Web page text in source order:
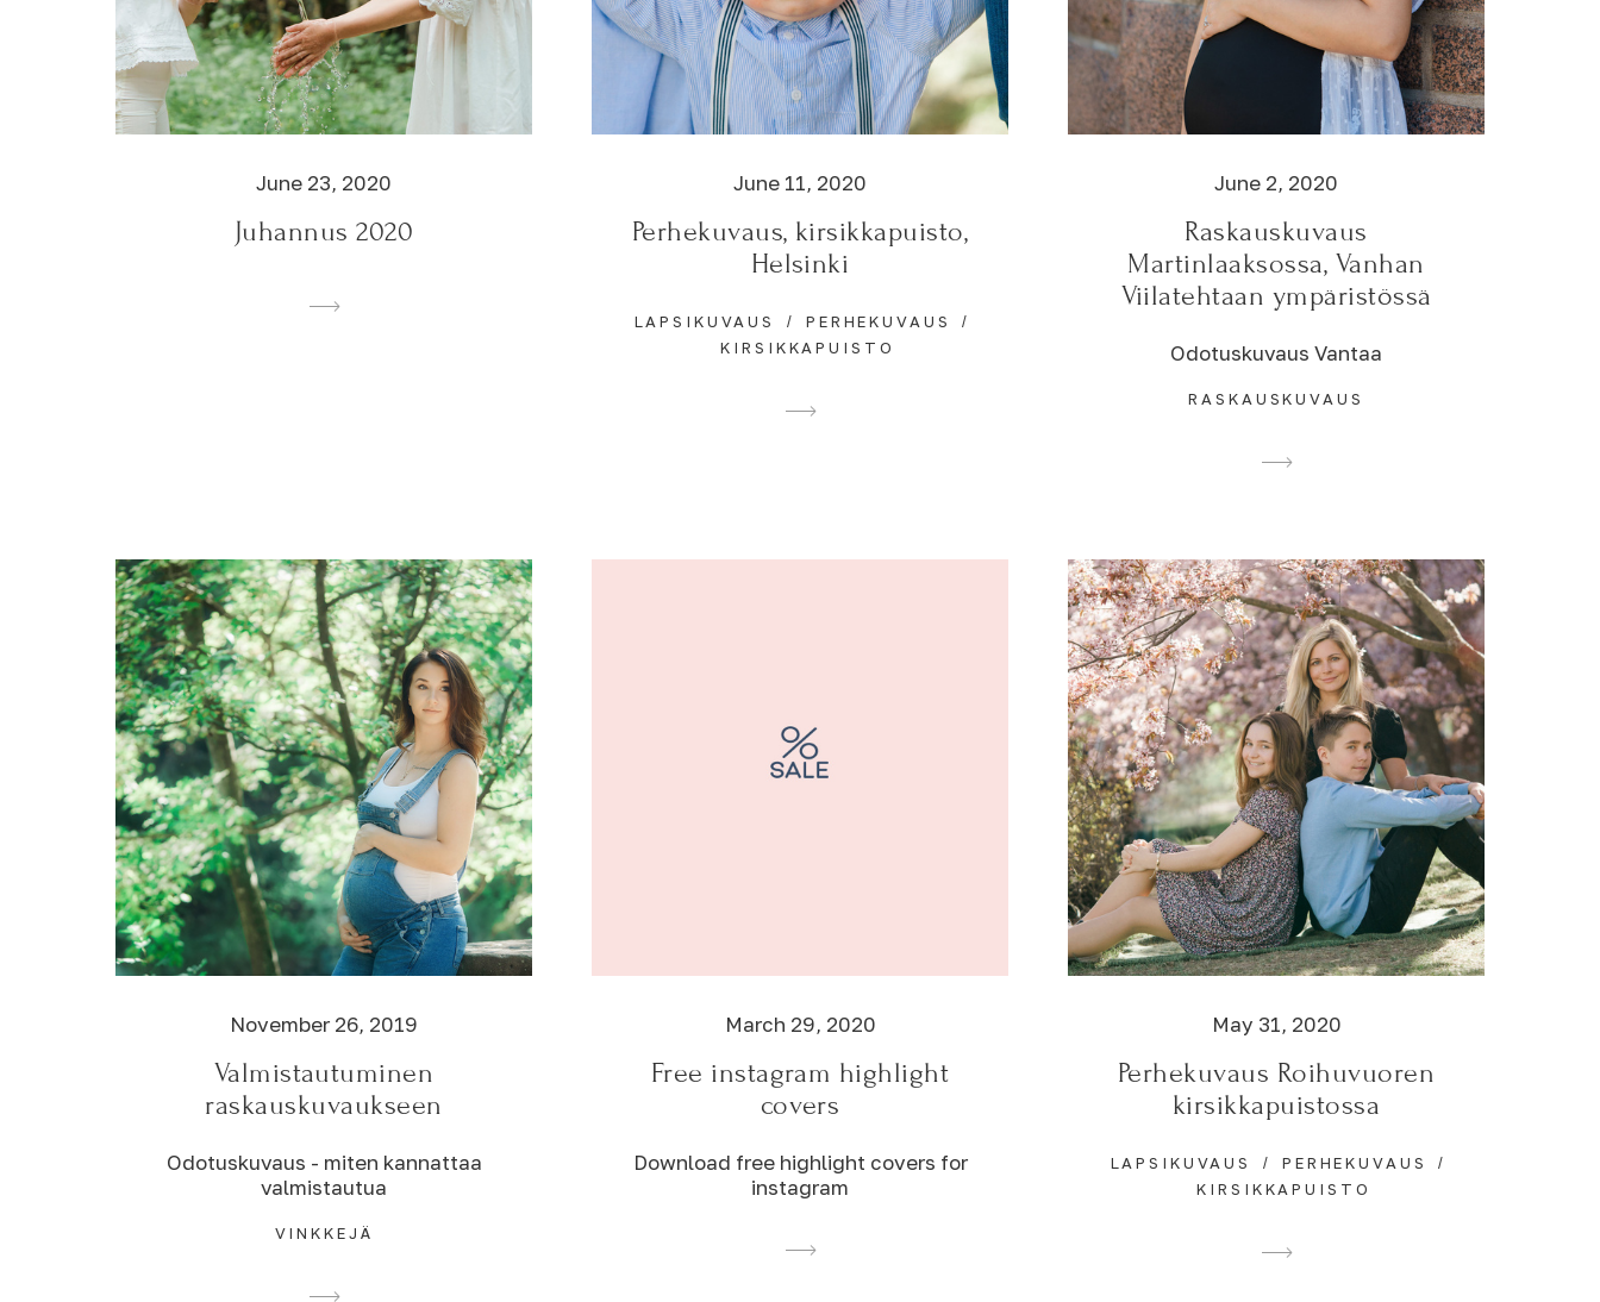
June 23, 2020
Juhannus 2020
June 11, 2020
Perhekuvaus, kirsikkapuisto,
Helsinki
LAPSIKUVAUS
PERHEKUVAUS
KIRSIKKAPUISTO
June 2, 2020
Raskauskuvaus
Martinlaaksossa, Vanhan
Viilatehtaan ympäristössä
Odotuskuvaus Vantaa
RASKAUSKUVAUS
November 26, 2019
Valmistautuminen
raskauskuvaukseen
Odotuskuvaus - miten kannattaa
valmistautua
VINKKEJÄ
March 29, 2020
Free instagram highlight
covers
Download free highlight covers for
instagram
May 31, 2020
Perhekuvaus Roihuvuoren
kirsikkapuistossa
LAPSIKUVAUS
PERHEKUVAUS
KIRSIKKAPUISTO